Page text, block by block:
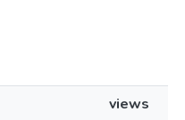
views